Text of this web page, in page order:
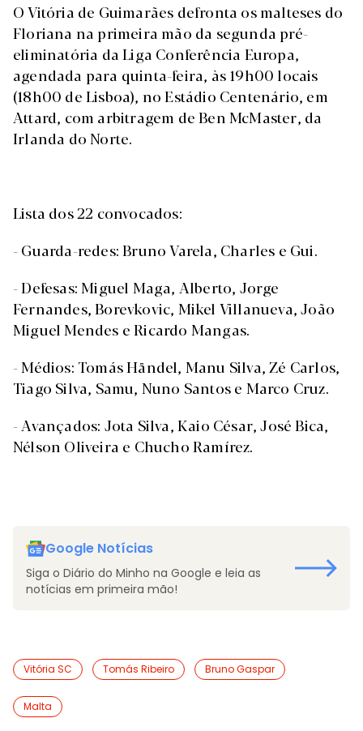
O Vitória de Guimarães defronta os malteses do
Floriana na primeira mão da segunda pré-
eliminatória da Liga Conferência Europa,
agendada para quinta-feira, às 19h00 locais
(18h00 de Lisboa), no Estádio Centenário, em
Attard, com arbitragem de Ben McMaster, da
Irlanda do Norte.
Lista dos 22 convocados:
- Guarda-redes: Bruno Varela, Charles e Gui.
- Defesas: Miguel Maga, Alberto, Jorge
Fernandes, Borevkovic, Mikel Villanueva, João
Miguel Mendes e Ricardo Mangas.
- Médios: Tomás Händel, Manu Silva, Zé Carlos,
Tiago Silva, Samu, Nuno Santos e Marco Cruz.
- Avançados: Jota Silva, Kaio César, José Bica,
Nélson Oliveira e Chucho Ramírez.
Google Notícias
Siga o Diário do Minho na Google e leia as
notícias em primeira mão!
Vitória SC Tomás Ribeiro Bruno Gaspar
Malta